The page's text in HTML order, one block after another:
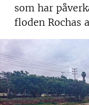
som har
floden Rochas